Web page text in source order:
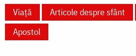
Viață Articole despre sfânt
Apostol